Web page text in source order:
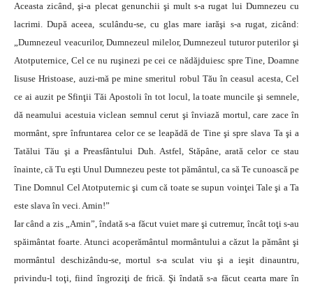
Aceasta zicând, şi-a plecat genunchii şi mult s-a rugat lui Dumnezeu cu
lacrimi. După aceea, sculându-se, cu glas mare iarăşi s-a rugat, zicând:
„Dumnezeul veacurilor, Dumnezeul milelor, Dumnezeul tuturor puterilor şi
Atotputernice, Cel ce nu ruşinezi pe cei ce nădăjduiesc spre Tine, Doamne
Iisuse Hristoase, auzi-mă pe mine smeritul robul Tău în ceasul acesta, Cel
ce ai auzit pe Sfinţii Tăi Apostoli în tot locul, la toate muncile şi semnele,
dă neamului acestuia viclean semnul cerut şi înviază mortul, care zace în
mormânt, spre înfruntarea celor ce se leapădă de Tine şi spre slava Ta şi a
Tatălui Tău şi a Preasfântului Duh. Astfel, Stăpâne, arată celor ce stau
înainte, că Tu eşti Unul Dumnezeu peste tot pământul, ca să Te cunoască pe
Tine Domnul Cel Atotputernic şi cum că toate se supun voinţei Tale şi a Ta
este slava în veci. Amin!”
Iar când a zis „Amin”, îndată s-a făcut vuiet mare şi cutremur, încât toţi s-au
spăimântat foarte. Atunci acoperământul mormântului a căzut la pământ şi
mormântul deschizându-se, mortul s-a sculat viu şi a ieşit dinauntru,
privindu-l toţi, fiind îngroziţi de frică. Şi îndată s-a făcut cearta mare în